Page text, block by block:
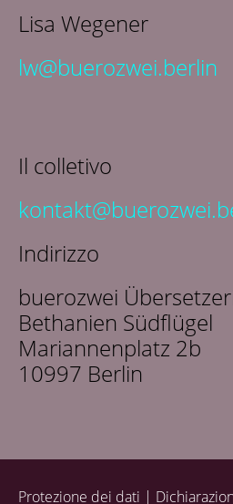
Collaboratrici
News
Lisa Wegener
lw@buerozwei.berlin
Il colletivo
Indirizzo
buerozwei
Bethanien Südflügel
Mariannenplatz 2b
10997 Berlin
Protezione dei dati